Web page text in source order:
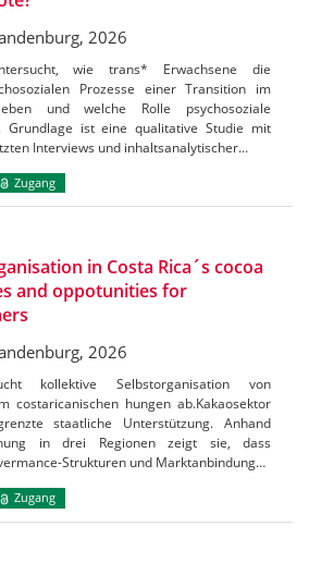
2026
wie trans* Erwachsene die
Prozesse einer Transition im
und welche Rolle psychosoziale
Grundlage ist eine qualitative Studie mit
Interviews und inhaltsanalytischer…
Zugang
in Costa Rica´s cocoa
and oppotunities for
2026
kollektive Selbstorganisation von
costaricanischen hungen ab.Kakaosektor
staatliche Unterstützung. Anhand
in drei Regionen zeigt sie, dass
Strukturen und Marktanbindung…
Zugang